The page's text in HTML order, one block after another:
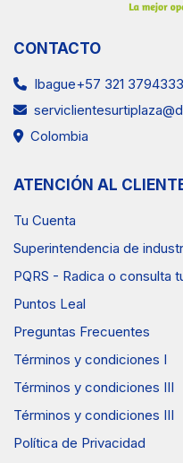
CONTACTO
Ibague+57 321 3794333
Colombia
ATENCIÓN AL
Tu Cuenta
Superintendencia de
PQRS - Radica o consulta
Puntos Leal
Preguntas Frecuentes
Términos y condiciones I
Términos y condiciones III
Términos y condiciones III
Política de Privacidad